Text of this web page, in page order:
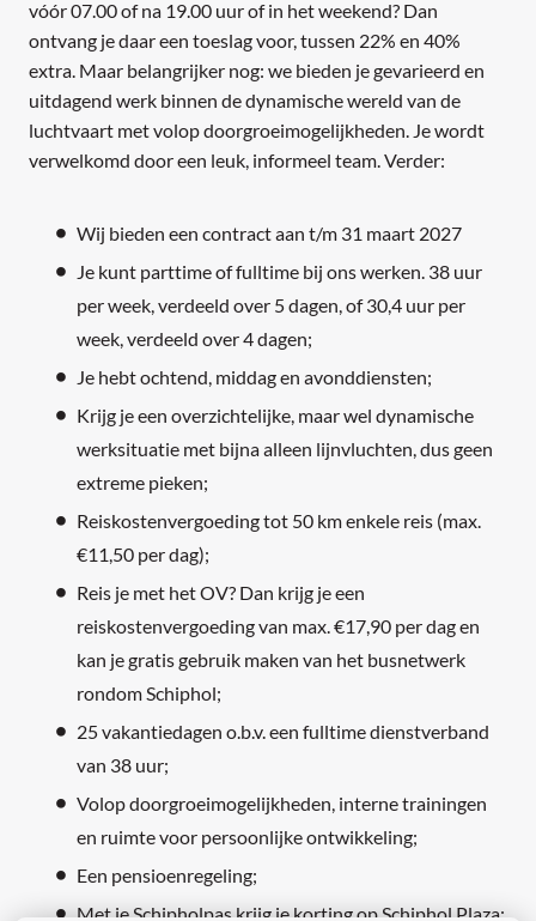
vóór 07.00 of na 19.00 uur of in het weekend? Dan
ontvang je daar een toeslag voor, tussen 22% en 40%
extra. Maar belangrijker nog: we bieden je gevarieerd en
uitdagend werk binnen de dynamische wereld van de
luchtvaart met volop doorgroeimogelijkheden. Je wordt
verwelkomd door een leuk, informeel team. Verder:
Wij bieden een contract aan t/m 31 maart 2027
Je kunt parttime of fulltime bij ons werken. 38 uur
per week, verdeeld over 5 dagen, of 30,4 uur per
week, verdeeld over 4 dagen;
Je hebt ochtend, middag en avonddiensten;
Krijg je een overzichtelijke, maar wel dynamische
werksituatie met bijna alleen lijnvluchten, dus geen
extreme pieken;
Reiskostenvergoeding tot 50 km enkele reis (max.
€11,50 per dag);
Reis je met het OV? Dan krijg je een
reiskostenvergoeding van max. €17,90 per dag en
kan je gratis gebruik maken van het busnetwerk
rondom Schiphol;
25 vakantiedagen o.b.v. een fulltime dienstverband
van 38 uur;
Volop doorgroeimogelijkheden, interne trainingen
en ruimte voor persoonlijke ontwikkeling;
Een pensioenregeling;
Met je Schipholpas krijg je korting op Schiphol Plaza;